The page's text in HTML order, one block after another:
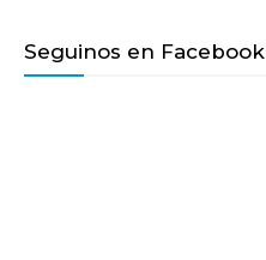
Seguinos en Facebook